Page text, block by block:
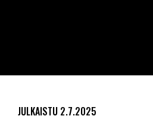
JULKAISTU 2.7.2025